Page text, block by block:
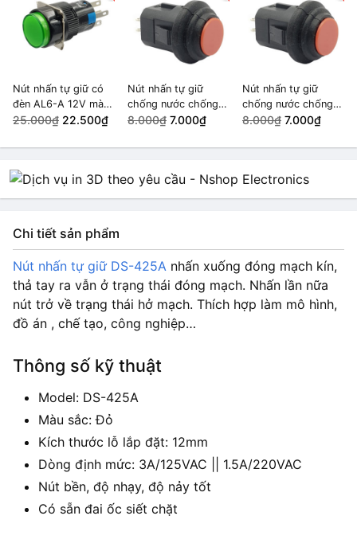
Nút nhấn tự giữ có
đèn AL6-A 12V màu
Xanh Lá
25.000₫ 22.500₫
Nút nhấn tự giữ
chống nước chống
bụi 14mm PB-1405
8.000₫ 7.000₫
Nút nhấn tự giữ
chống nước chống
bụi 14mm PB-1405
8.000₫ 7.000₫
Chi tiết sản phẩm
Nút nhấn tự giữ DS-425A nhấn xuống đóng mạch kín,
thả tay ra vẫn ở trạng thái đóng mạch. Nhấn lần nữa
nút trở về trạng thái hở mạch. Thích hợp làm mô hình,
đồ án , chế tạo, công nghiệp…
Thông số kỹ thuật
Model: DS-425A
Màu sắc: Đỏ
Kích thước lỗ lắp đặt: 12mm
Dòng định mức: 3A/125VAC || 1.5A/220VAC
Nút bền, độ nhạy, độ nảy tốt
Có sẵn đai ốc siết chặt